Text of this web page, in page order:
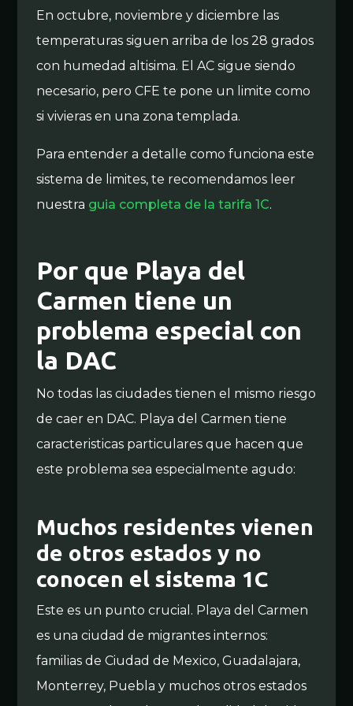
En octubre, noviembre y diciembre las
temperaturas siguen arriba de los 28 grados
con humedad altisima. El AC sigue siendo
necesario, pero CFE te pone un limite como
si vivieras en una zona templada.
Para entender a detalle como funciona este
sistema de limites, te recomendamos leer
nuestra guia completa de la tarifa 1C.
Por que Playa del
Carmen tiene un
problema especial con
la DAC
No todas las ciudades tienen el mismo riesgo
de caer en DAC. Playa del Carmen tiene
caracteristicas particulares que hacen que
este problema sea especialmente agudo:
Muchos residentes vienen
de otros estados y no
conocen el sistema 1C
Este es un punto crucial. Playa del Carmen
es una ciudad de migrantes internos:
familias de Ciudad de Mexico, Guadalajara,
Monterrey, Puebla y muchos otros estados